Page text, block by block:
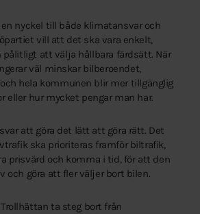
nyckel till både klimatansvar och
vill att det ska vara enkelt,
pålitligt att välja hållbara färdsätt. När
väl minskar bilberoendet,
hela kommunen blir mer tillgänglig
eller hur mycket pengar man har.
att göra det lätt att göra rätt. Det
ska prioriteras framför biltrafik,
prisvärd och komma i tid, för att den
och göra att fler väljer bort bilen.
ta steg bort från